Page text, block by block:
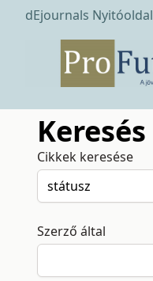
dEjournals Nyitóoldal
Keresés
Cikkek keresése
Szerző által